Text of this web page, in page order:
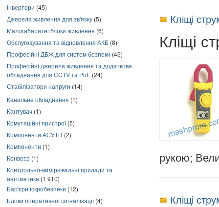
Інвертори (45)
Джерела живлення для зв'язку (5)
Малогабаритні блоки живлення (6)
Обслуговування та відновлення АКБ (8)
Професійні ДБЖ для систем безпеки (46)
Професійні джерела живлення та додаткове
обладнання для CCTV та PoE (24)
Стабілізатори напруги (14)
Канальне обладнання (1)
Кантувач (1)
Комутаційні пристрої(5)
Компоненти АСУТП (2)
Компоненти (1)
Конвеєр (1)
Контрольно-вимірювальні прилади та
автоматика (1 910)
Бар'єри іскробезпеки (12)
Блоки оперативної сигналізації(4)
Кліщі
Кліщі
рукою;
Кліщі